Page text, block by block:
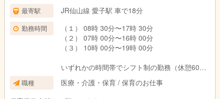
最寄駅 JR仙山線 愛子駅 車で18分
勤務時間
（１） 08時 30分〜17時 30分
（２） 07時 00分〜16時 00分
（３） 10時 00分〜19時 00分
いずれかの時間帯でシフト制の勤務（休憩60
分）
職種
医療・介護・保育 / 保育のお仕事